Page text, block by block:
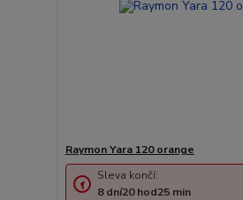
Raymon Yara 120 orange
Sleva končí:
8 dní20hod25 min